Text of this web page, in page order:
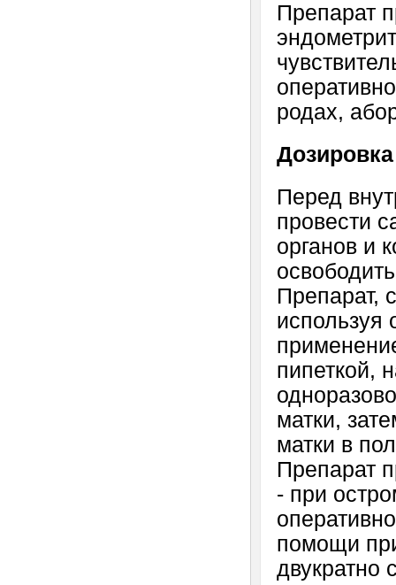
Препарат
родах,
Перед
провести
органов и
Препарат,
используя
пипеткой,
матки,
матки в
Препарат
- при
помощи
двукратно